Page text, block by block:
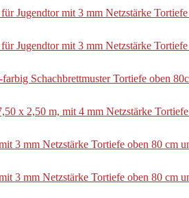
Jugendtor mit 3 mm Netzstärke
Jugendtor mit 3 mm Netzstärke
Schachbrettmuster Tortiefe oben
x 2,50 m, mit 4 mm Netzstärke
3 mm Netzstärke Tortiefe oben 80 cm
3 mm Netzstärke Tortiefe oben 80 cm